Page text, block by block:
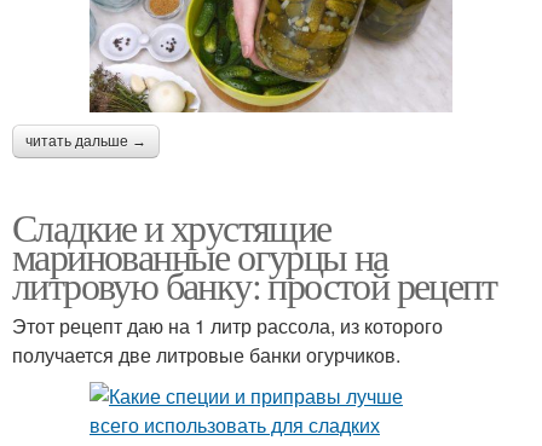
читать дальше →
Сладкие и хрустящие
маринованные огурцы на
литровую банку: простой рецепт
Этот рецепт даю на 1 литр рассола, из которого
получается две литровые банки огурчиков.